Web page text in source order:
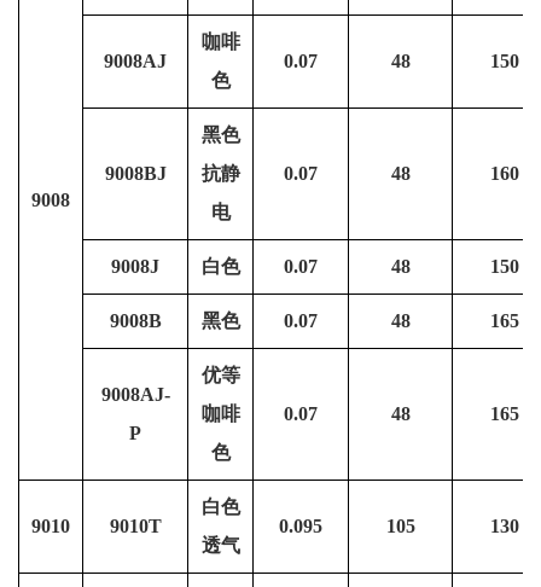
9008
9008AJ
咖啡
色
0.07 48 150
9008BJ
黑色
抗静
电
0.07 48 160
9008J 白色 0.07 48 150
9008B 黑色 0.07 48 165
9008AJ-
P
优等
咖啡
色
0.07 48 165
9010 9010T
白色
透气
0.095 105 130